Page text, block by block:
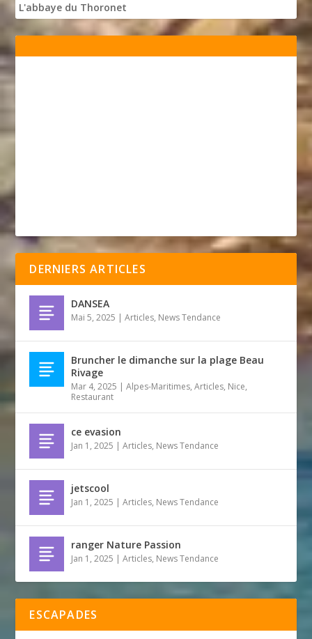
L'abbaye du Thoronet
DERNIERS ARTICLES
DANSEA
Mai 5, 2025 |Articles, News Tendance
Bruncher le dimanche sur la plage Beau
Rivage
Mar 4, 2025 |Alpes-Maritimes,Articles, Nice,
Restaurant
ce evasion
Jan 1, 2025 |Articles, News Tendance
jetscool
Jan 1, 2025 |Articles, News Tendance
ranger Nature Passion
Jan 1, 2025 |Articles, News Tendance
ESCAPADES